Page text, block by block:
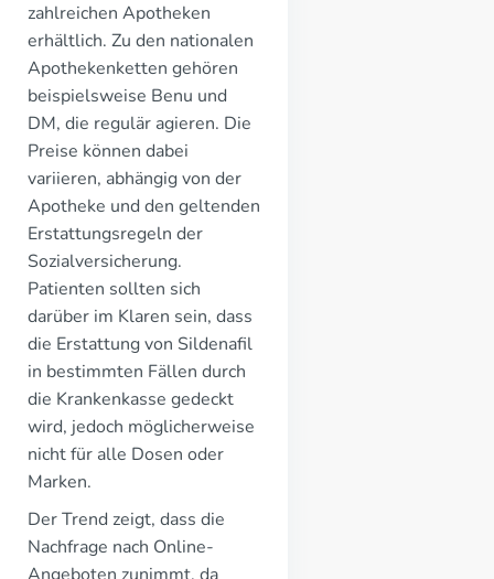
zahlreichen Apotheken
erhältlich. Zu den nationalen
Apothekenketten gehören
beispielsweise Benu und
DM, die regulär agieren. Die
Preise können dabei
variieren, abhängig von der
Apotheke und den geltenden
Erstattungsregeln der
Sozialversicherung.
Patienten sollten sich
darüber im Klaren sein, dass
die Erstattung von Sildenafil
in bestimmten Fällen durch
die Krankenkasse gedeckt
wird, jedoch möglicherweise
nicht für alle Dosen oder
Marken.
Der Trend zeigt, dass die
Nachfrage nach Online-